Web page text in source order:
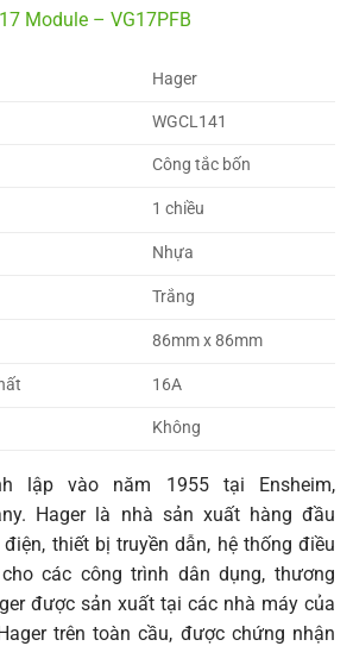
Module – VG17PFB
Hager
WGCL141
Công tắc bốn
1 chiều
Nhựa
Trắng
86mm x 86mm
16A
Không
lập vào năm 1955 tại Ensheim,
Hager là nhà sản xuất hàng đầu
thiết bị truyền dẫn, hệ thống điều
các công trình dân dụng, thương
được sản xuất tại các nhà máy của
trên toàn cầu, được chứng nhận